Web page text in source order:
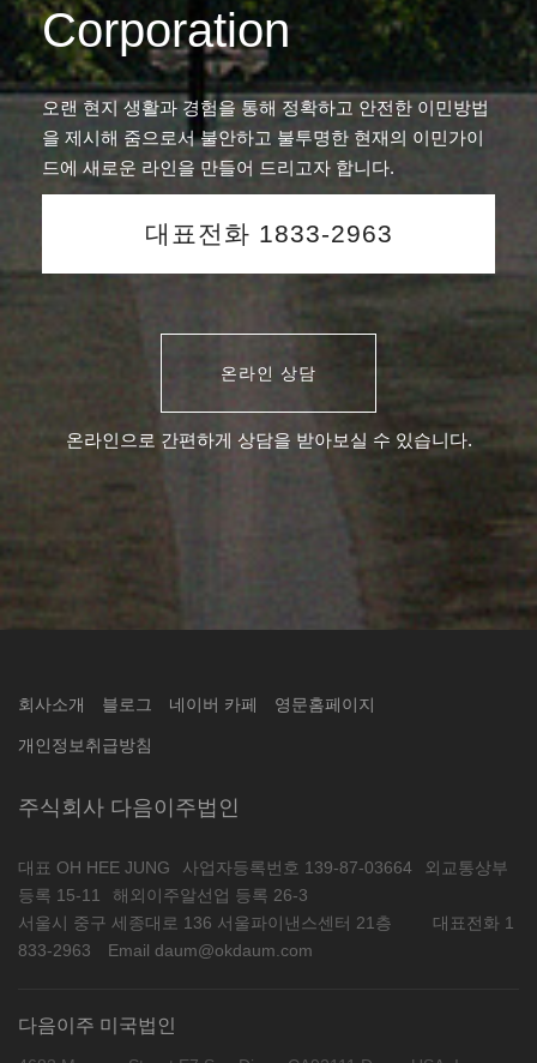
Corporation
오랜 현지 생활과 경험을 통해 정확하고 안전한 이민방법
을 제시해 줌으로서 불안하고 불투명한 현재의 이민가이
드에 새로운 라인을 만들어 드리고자 합니다.
대표전화 1833-2963
온라인 상담
온라인으로 간편하게 상담을 받아보실 수 있습니다.
회사소개 블로그 네이버 카페 영문홈페이지
개인정보취급방침
주식회사 다음이주법인
대표 OH HEE JUNG 사업자등록번호 139-87-03664
외교통상부
등록 15-11
해외이주알선업 등록 26-3
서울시 중구 세종대로 136 서울파이낸스센터 21층
대표전화 1
833-2963
Email daum@okdaum.com
다음이주 미국법인